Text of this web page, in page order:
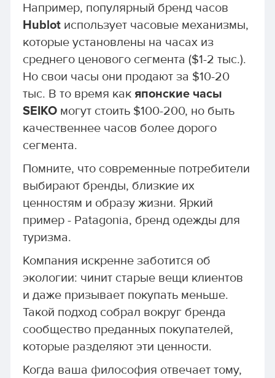
Например, популярный бренд часов
Hublotиспользует часовые механизмы,
которые установлены на часах из
среднего ценового сегмента ($1-2 тыс.).
Но свои часы они продают за $10-20
тыс. В то время как японские часы
SEIKOмогут стоить $100-200, но быть
качественнее часов более дорого
сегмента.
Помните, что современные потребители
выбирают бренды, близкие их
ценностям и образу жизни. Яркий
пример - Patagonia, бренд одежды для
туризма.
Компания искренне заботится об
экологии: чинит старые вещи клиентов
и даже призывает покупать меньше.
Такой подход собрал вокруг бренда
сообщество преданных покупателей,
которые разделяют эти ценности.
Когда ваша философия отвечает тому,